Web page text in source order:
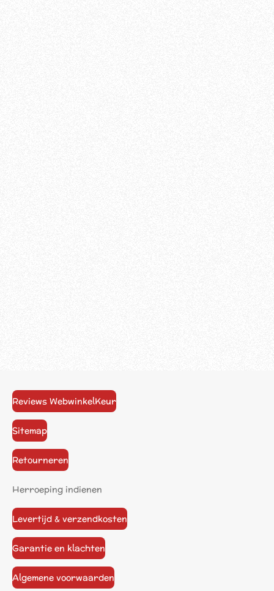
Reviews WebwinkelKeur
Sitemap
Retourneren
Herroeping indienen
Levertijd & verzendkosten
Garantie en klachten
Algemene voorwaarden